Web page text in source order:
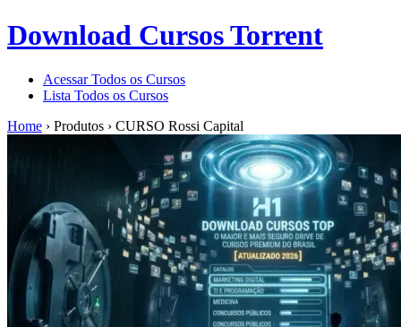
Download Cursos Torrent
Acessar Todos os Cursos
Lista Todos os Cursos
Home › Produtos › CURSO Rossi Capital